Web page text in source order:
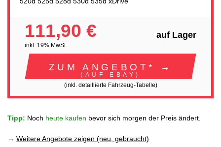
111,90 €
inkl. 19% MwSt.
auf Lager
ZUM ANGEBOT* →
(AUF EBAY)
(inkl. detaillierte Fahrzeug-Tabelle)
Tipp: Noch heute kaufen bevor sich morgen der Preis ändert.
→ Weitere Angebote zeigen (neu, gebraucht)